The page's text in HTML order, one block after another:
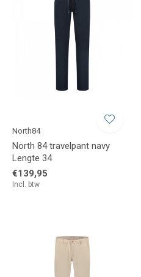
North84
North 84 travelpant navy
Lengte 34
€139,95
Incl. btw